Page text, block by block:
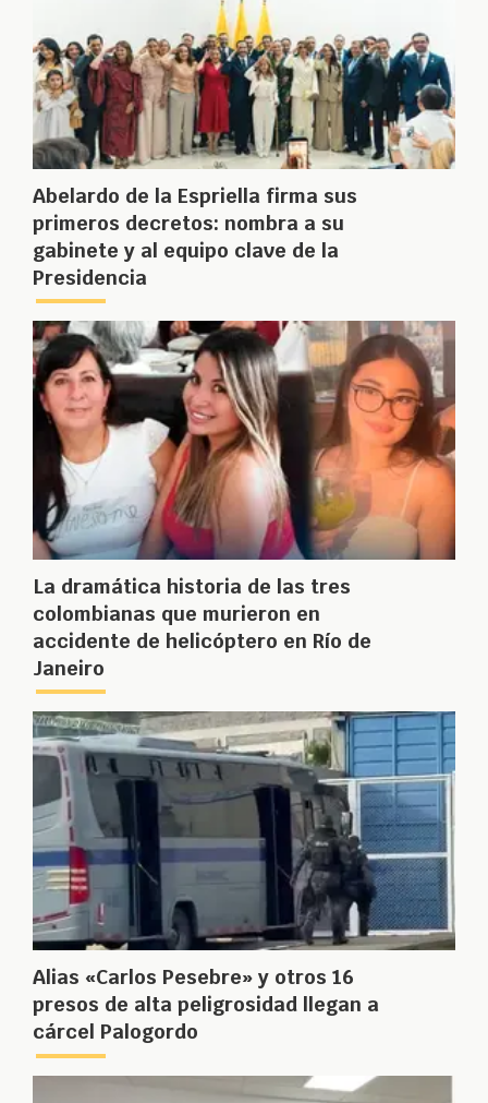
Abelardo de la Espriella firma sus
primeros decretos: nombra a su
gabinete y al equipo clave de la
Presidencia
La dramática historia de las tres
colombianas que murieron en
accidente de helicóptero en Río de
Janeiro
Alias «Carlos Pesebre» y otros 16
presos de alta peligrosidad llegan a
cárcel Palogordo